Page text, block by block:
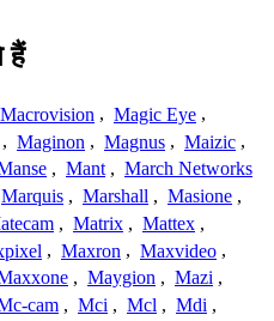
हैं
Macrovision , Magic Eye ,
, Maginon , Magnus , Maizic ,
, Mant , March Networks
Marquis , Marshall , Masione ,
, Matrix , Mattex ,
, Maxron , Maxvideo ,
, Maygion , Mazi ,
cam , Mci , Mcl , Mdi ,